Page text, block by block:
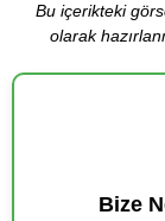
Bu içerikteki
olarak
Bize